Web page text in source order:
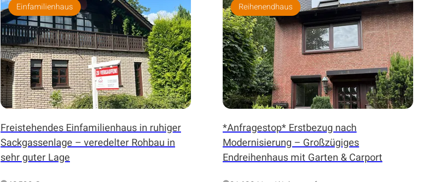
Einfamilienhaus
Freistehendes Einfamilienhaus in ruhiger
Sackgassenlage – veredelter Rohbau in
sehr guter Lage
Reihenendhaus
*Anfragestop* Erstbezug nach
Modernisierung – Großzügiges
Endreihenhaus mit Garten & Carport